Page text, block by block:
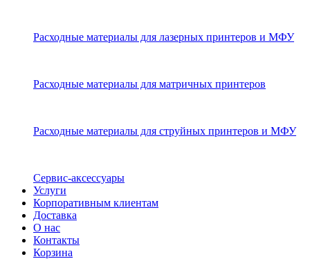
Расходные материалы для лазерных принтеров и МФУ
Расходные материалы для матричных принтеров
Расходные материалы для струйных принтеров и МФУ
Сервис-аксессуары
Услуги
Корпоративным клиентам
Доставка
О нас
Контакты
Корзина